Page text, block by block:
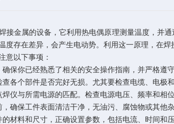
接金属的设备，它利用热电偶原理测量温度，并
度存在差异，会产生电动势。利用这一原理，在
意以下事项：
你已经熟悉了相关的安全操作指南，并严格遵
个部件是否完好无损。尤其要检查电缆、电极和
与所需电源的匹配。检查电源电压、频率和相
保工件表面清洁干净，无油污、腐蚀物或其他杂
料和尺寸，正确设置参数，包括电流、时间和